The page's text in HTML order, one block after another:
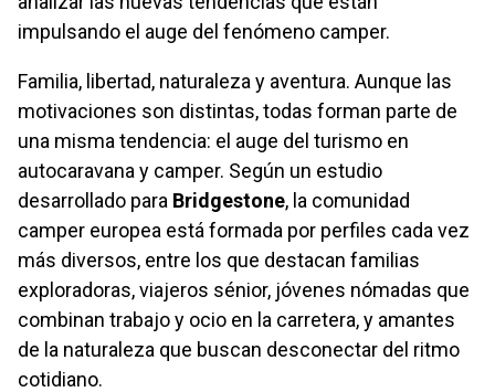
impulsando el auge del fenómeno camper.
Familia, libertad, naturaleza y aventura. Aunque las
motivaciones son distintas, todas forman parte de
una misma tendencia: el auge del turismo en
autocaravana y camper. Según un estudio
desarrollado para Bridgestone, la comunidad
camper europea está formada por perfiles cada vez
más diversos, entre los que destacan familias
exploradoras, viajeros sénior, jóvenes nómadas que
combinan trabajo y ocio en la carretera, y amantes
de la naturaleza que buscan desconectar del ritmo
cotidiano.